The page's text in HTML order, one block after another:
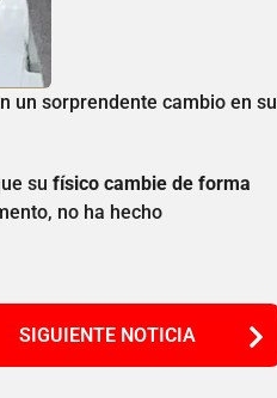
un sorprendente cambio en su
su físico cambie de forma
no ha hecho
SIGUIENTE NOTICIA